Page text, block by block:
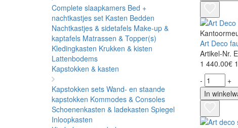
Complete slaapkamers Bed +
nachtkastjes set Kasten Bedden
Nachtkastjes & sidetafels Make-up &
kaptafels Matrassen & Topper(s)
Kledingkasten Krukken & kisten
Lattenbodems
Kapstokken & kasten
Kapstokken sets Wand- en staande
kapstokken Kommodes & Consoles
Schoenenkasten & ladekasten Spiegel
Inloopkasten
Art Deco
Artikel-Nr.
1 440.00€
-
+
In